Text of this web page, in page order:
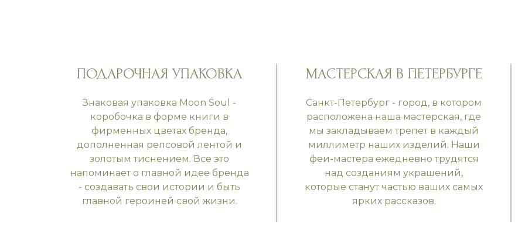
ПОДАРОЧНАЯ УПАКОВКА
Знаковая упаковка Moon Soul -
коробочка в форме книги в
фирменных цветах бренда,
дополненная репсовой лентой и
золотым тиснением. Все это
напоминает о главной идее бренда
- создавать свои истории и быть
главной героиней свой жизни.
МАСТЕРСКАЯ В ПЕТЕРБУРГЕ
Санкт-Петербург - город, в котором
расположена наша мастерская, где
мы закладываем трепет в каждый
миллиметр наших изделий. Наши
феи-мастера ежедневно трудятся
над созданиям украшений,
которые станут частью ваших самых
ярких рассказов.